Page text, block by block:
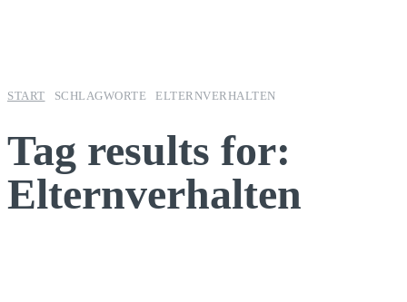
START SCHLAGWORTE ELTERNVERHALTEN
Tag results for:
Elternverhalten